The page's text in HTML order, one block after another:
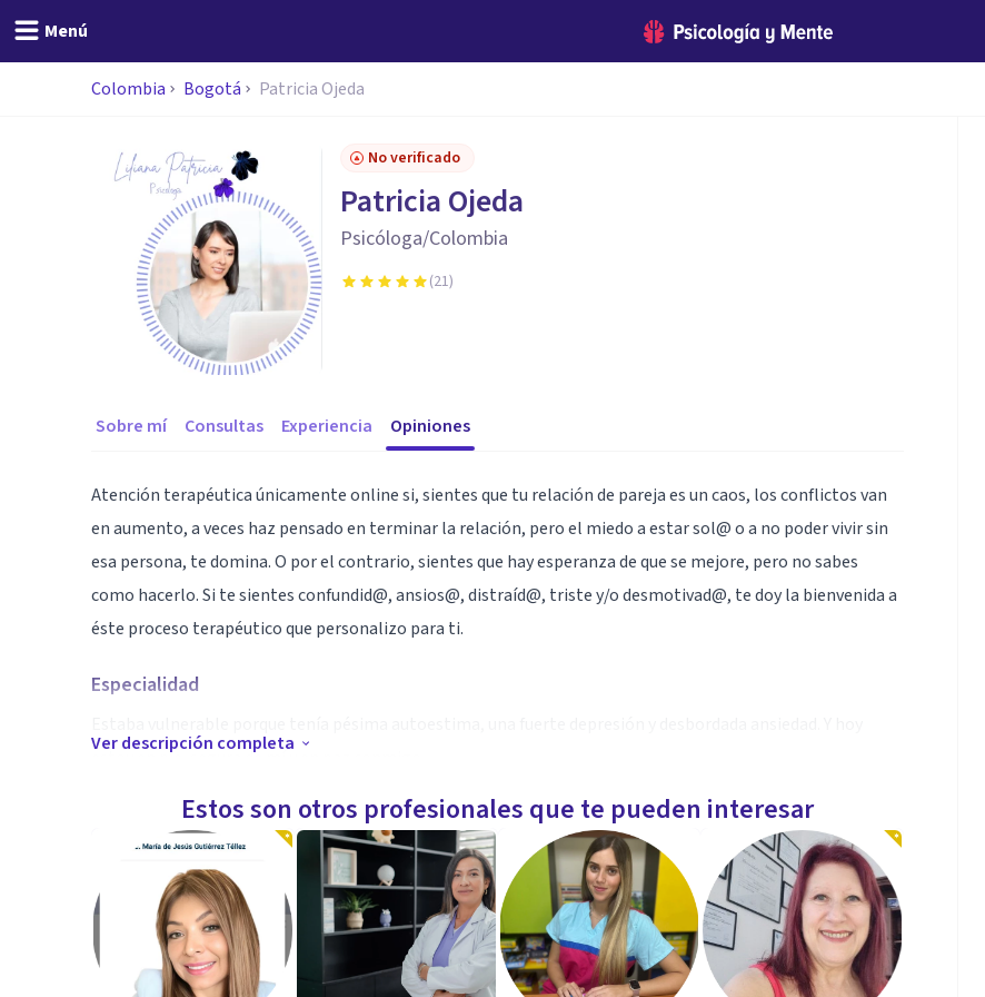
Menú
Colombia Bogotá Patricia Ojeda
No verificado
Patricia Ojeda
Psicóloga/Colombia
(21)
Sobre mí Consultas Experiencia Opiniones
Atención terapéutica únicamente online si, sientes que tu relación de pareja es un caos, los conflictos van
en aumento, a veces haz pensado en terminar la relación, pero el miedo a estar sol@ o a no poder vivir sin
esa persona, te domina. O por el contrario, sientes que hay esperanza de que se mejore, pero no sabes
como hacerlo. Si te sientes confundid@, ansios@, distraíd@, triste y/o desmotivad@, te doy la bienvenida a
éste proceso terapéutico que personalizo para ti.
Especialidad
estoy en pie, segura de mí y en paz conmigo.
Si vas a dar este paso, puedes escribirme al whatsapp(no llamadas), para mejorar la oportunidad de
atención. Allí te informo sobre tarifas, para atención individual y atención de pareja.
En caso de que quieras barras de acces, déjamelo saber en el mensaje. Excelente elección, sabes que tu vida
empezará a cambiar con pasos de gigante...
Ver descripción completa
Estos son otros profesionales que te pueden interesar